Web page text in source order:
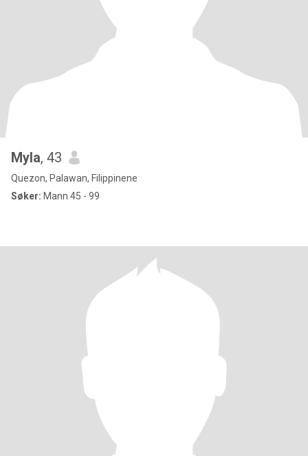
Myla, 43
Quezon, Palawan, Filippinene
Søker: Mann 45 - 99